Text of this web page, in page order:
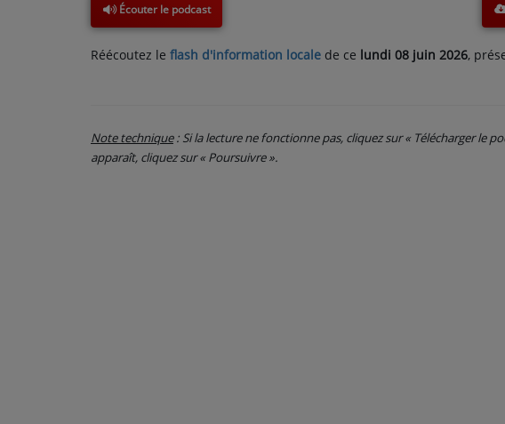
ÉCOUTEZ LES PRODUCTIONS
RECRUTEMENT
Écouter le podcast
Réécoutez le flash d'information locale de ce lundi 08 juin 2026,
Note technique: Si la lecture ne fonctionne pas, cliquez sur « Télécharger le
apparaît, cliquez sur « Poursuivre ».